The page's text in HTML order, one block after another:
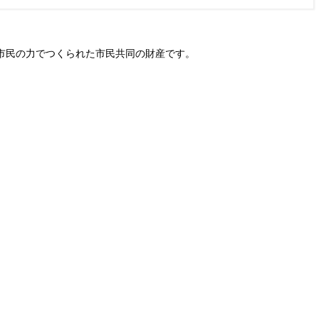
の力でつくられた市民共同の財産です。